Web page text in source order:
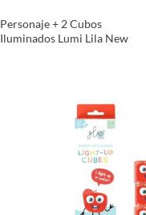
Personaje + 2 Cubos
Iluminados Lumi Lila New